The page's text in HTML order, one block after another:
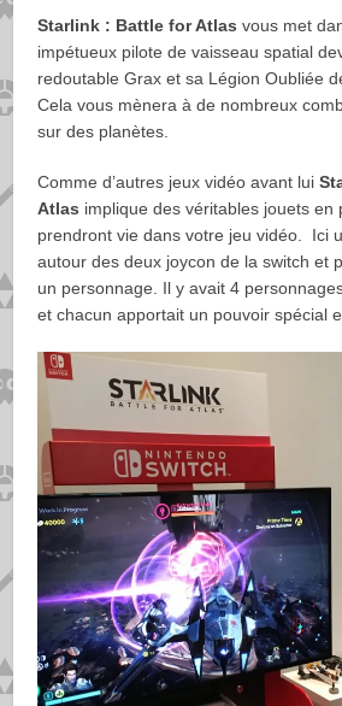
Starlink : Battle for Atlas vous met
impétueux pilote de vaisseau spatial
redoutable Grax et sa Légion Oubliée
Cela vous mènera à de nombreux
sur des planètes.
Comme d’autres jeux vidéo avant lui
Atlas implique des véritables jouets en
prendront vie dans votre jeu vidéo. Ici
autour des deux joycon de la switch et
un personnage. Il y avait 4
et chacun apportait un pouvoir spécial